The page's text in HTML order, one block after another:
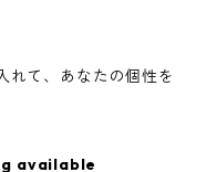
れて、あなたの個性を
available